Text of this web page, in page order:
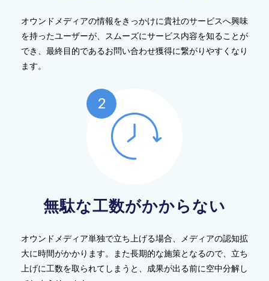
オウンドメディアの情報をきっかけに貴社のサービスへ興味
を持ったユーザーが、スムーズにサービス内容を知ることが
でき、最終目的であるお問い合わせ獲得に繋がりやすくなり
ます。
無駄な工数がかからない
オウンドメディア単独で立ち上げる場合、メディアの認知拡
大に時間がかかります。また長期的な施策となるので、立ち
上げに工数を取られてしまうと、成果が出る前に空中分解し